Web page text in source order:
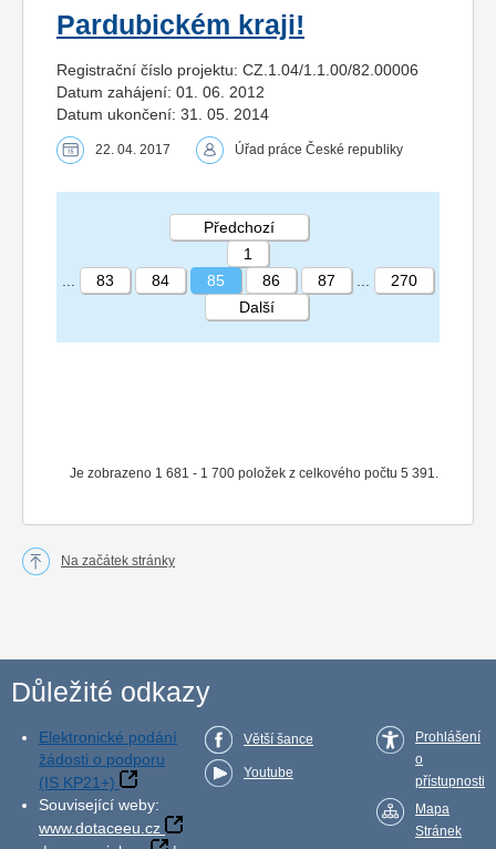
Pardubickém kraji!
Registrační číslo projektu: CZ.1.04/1.1.00/82.00006
Datum zahájení: 01. 06. 2012
Datum ukončení: 31. 05. 2014
22. 04. 2017 Úřad práce České republiky
STRÁNKA 85 270
Je zobrazeno 1 681 - 1 700 položek z celkového počtu 5 391.
Předchozí
1
83 84 85 86 87
270
Další
Na začátek stránky
Důležité odkazy
Elektronické podání
žádosti o podporu
(IS KP21+)
Související weby:
www.dotaceeu.cz
Větší šance
Youtube
Prohlášení
o
přístupnosti
Mapa
Stránek